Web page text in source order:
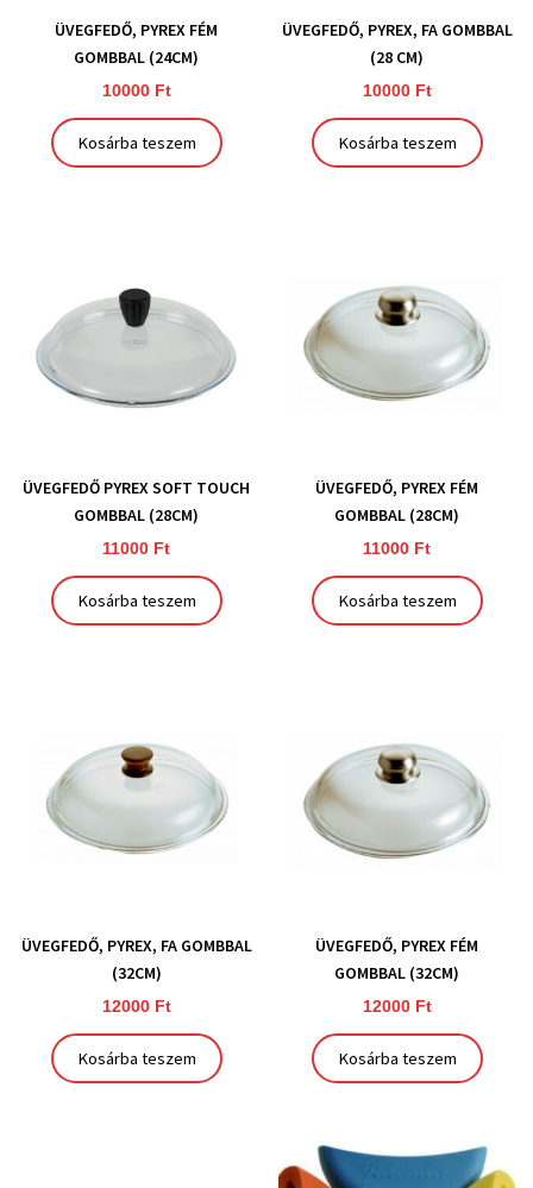
ÜVEGFEDŐ, PYREX FÉM
GOMBBAL (24CM)
10000 Ft
Kosárba teszem
ÜVEGFEDŐ, PYREX, FA GOMBBAL
(28 CM)
10000 Ft
Kosárba teszem
ÜVEGFEDŐ PYREX SOFT TOUCH
GOMBBAL (28CM)
11000 Ft
Kosárba teszem
ÜVEGFEDŐ, PYREX FÉM
GOMBBAL (28CM)
11000 Ft
Kosárba teszem
ÜVEGFEDŐ, PYREX, FA GOMBBAL
(32CM)
12000 Ft
Kosárba teszem
ÜVEGFEDŐ, PYREX FÉM
GOMBBAL (32CM)
12000 Ft
Kosárba teszem